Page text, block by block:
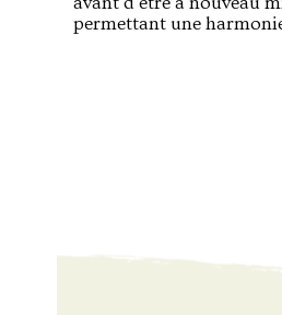
permettant une